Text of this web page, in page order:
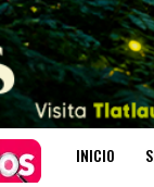
INICIO